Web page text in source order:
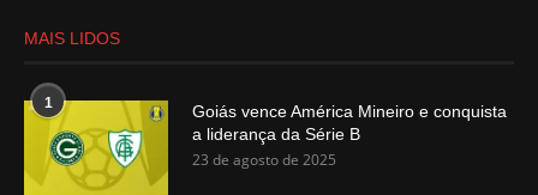
MAIS LIDOS
1
Goiás vence América Mineiro e conquista
a liderança da Série B
23 de agosto de 2025